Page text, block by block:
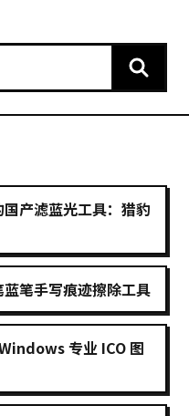
产滤蓝光工具：猎豹
笔手写痕迹擦除工具
专业 ICO 图